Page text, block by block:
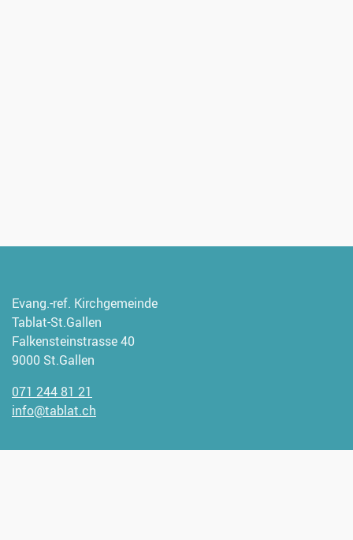
Evang.-ref. Kirchgemeinde
Tablat-St.Gallen
Falkensteinstrasse 40
9000 St.Gallen
071 244 81 21
info@tablat.ch